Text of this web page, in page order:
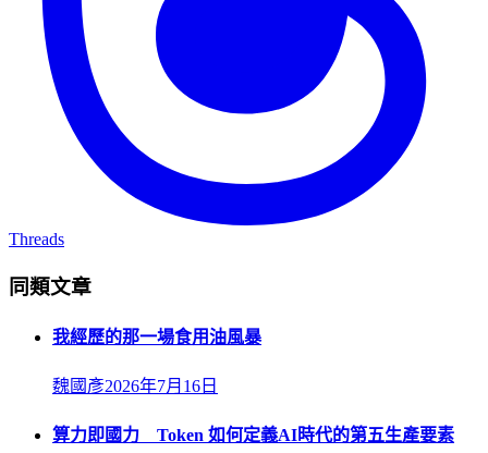
Threads
同類文章
我經歷的那一場食用油風暴
魏國彥2026年7月16日
算力即國力 Token 如何定義AI時代的第五生產要素